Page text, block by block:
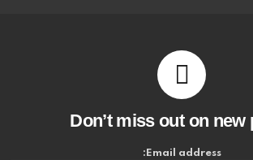
Don’t miss out on new
Email address: